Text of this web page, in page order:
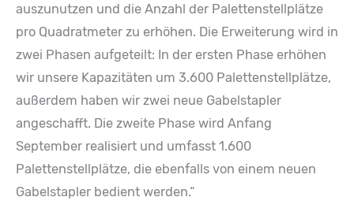
auszunutzen und die Anzahl der Palettenstellplätze
pro Quadratmeter zu erhöhen. Die Erweiterung wird in
zwei Phasen aufgeteilt: In der ersten Phase erhöhen
wir unsere Kapazitäten um 3.600 Palettenstellplätze,
außerdem haben wir zwei neue Gabelstapler
angeschafft. Die zweite Phase wird Anfang
September realisiert und umfasst 1.600
Palettenstellplätze, die ebenfalls von einem neuen
Gabelstapler bedient werden.“